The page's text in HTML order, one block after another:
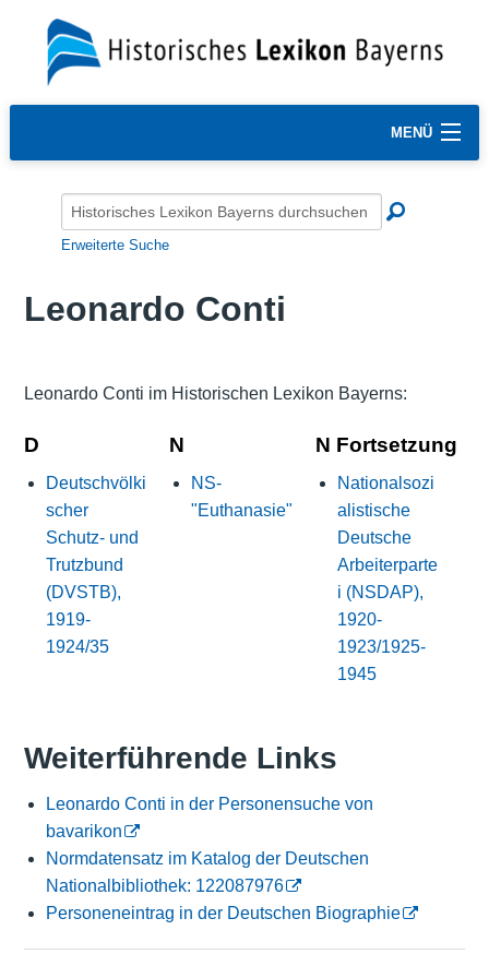
MENÜ
Erweiterte Suche
Leonardo Conti
Leonardo Conti im Historischen Lexikon Bayerns:
D
Deutschvölki
scher
Schutz- und
Trutzbund
(DVSTB),
1919-
1924/35
N
NS-
"Euthanasie"
N Fortsetzung
Nationalsozi
alistische
Deutsche
Arbeiterparte
i (NSDAP),
1920-
1923/1925-
1945
Weiterführende Links
Leonardo Conti in der Personensuche von
bavarikon
Normdatensatz im Katalog der Deutschen
Nationalbibliothek: 122087976
Personeneintrag in der Deutschen Biographie